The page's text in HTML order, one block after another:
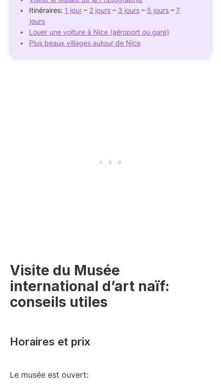
Itinéraires: 1 jour – 2 jours – 3 jours – 5 jours – 7
jours
Louer une voiture à Nice (aéroport ou gare)
Plus beaux villages autour de Nice
Visite du Musée
international d’art naïf:
conseils utiles
Horaires et prix
Le musée est ouvert: